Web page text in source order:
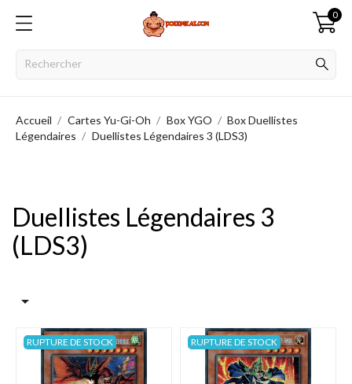
0
Accueil Cartes Yu-Gi-Oh Box YGO
Box Duellistes
Légendaires
Duellistes Légendaires 3 (LDS3)
Duellistes Légendaires 3
(LDS3)

RUPTURE DE STOCK RUPTURE DE STOCK